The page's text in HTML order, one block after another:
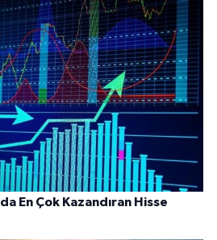
En Çok Kazandıran Hisse